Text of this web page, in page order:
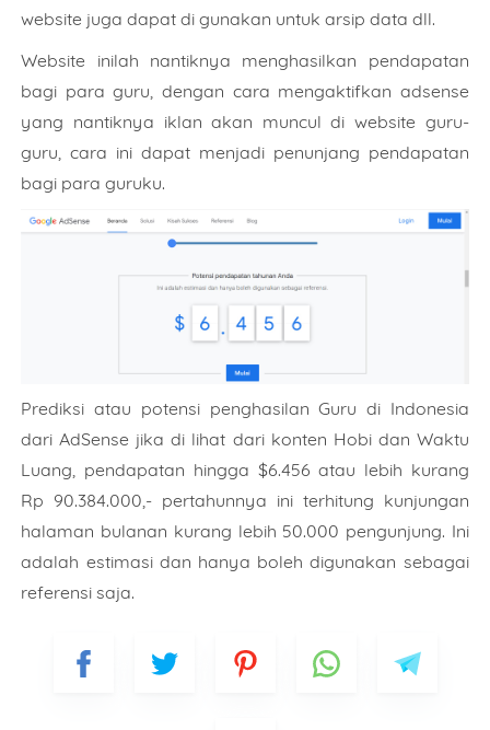
website juga dapat di gunakan untuk arsip data dll.
Website inilah nantiknya menghasilkan pendapatan
bagi para guru, dengan cara mengaktifkan adsense
yang nantiknya iklan akan muncul di website guru-
guru, cara ini dapat menjadi penunjang pendapatan
bagi para guruku.
Prediksi atau potensi penghasilan Guru di Indonesia
dari AdSense jika di lihat dari konten Hobi dan Waktu
Luang, pendapatan hingga $6.456 atau lebih kurang
Rp 90.384.000,- pertahunnya ini terhitung kunjungan
halaman bulanan kurang lebih 50.000 pengunjung. Ini
adalah estimasi dan hanya boleh digunakan sebagai
referensi saja.